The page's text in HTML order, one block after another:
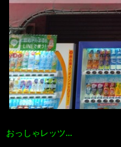
おっしゃレッツ…